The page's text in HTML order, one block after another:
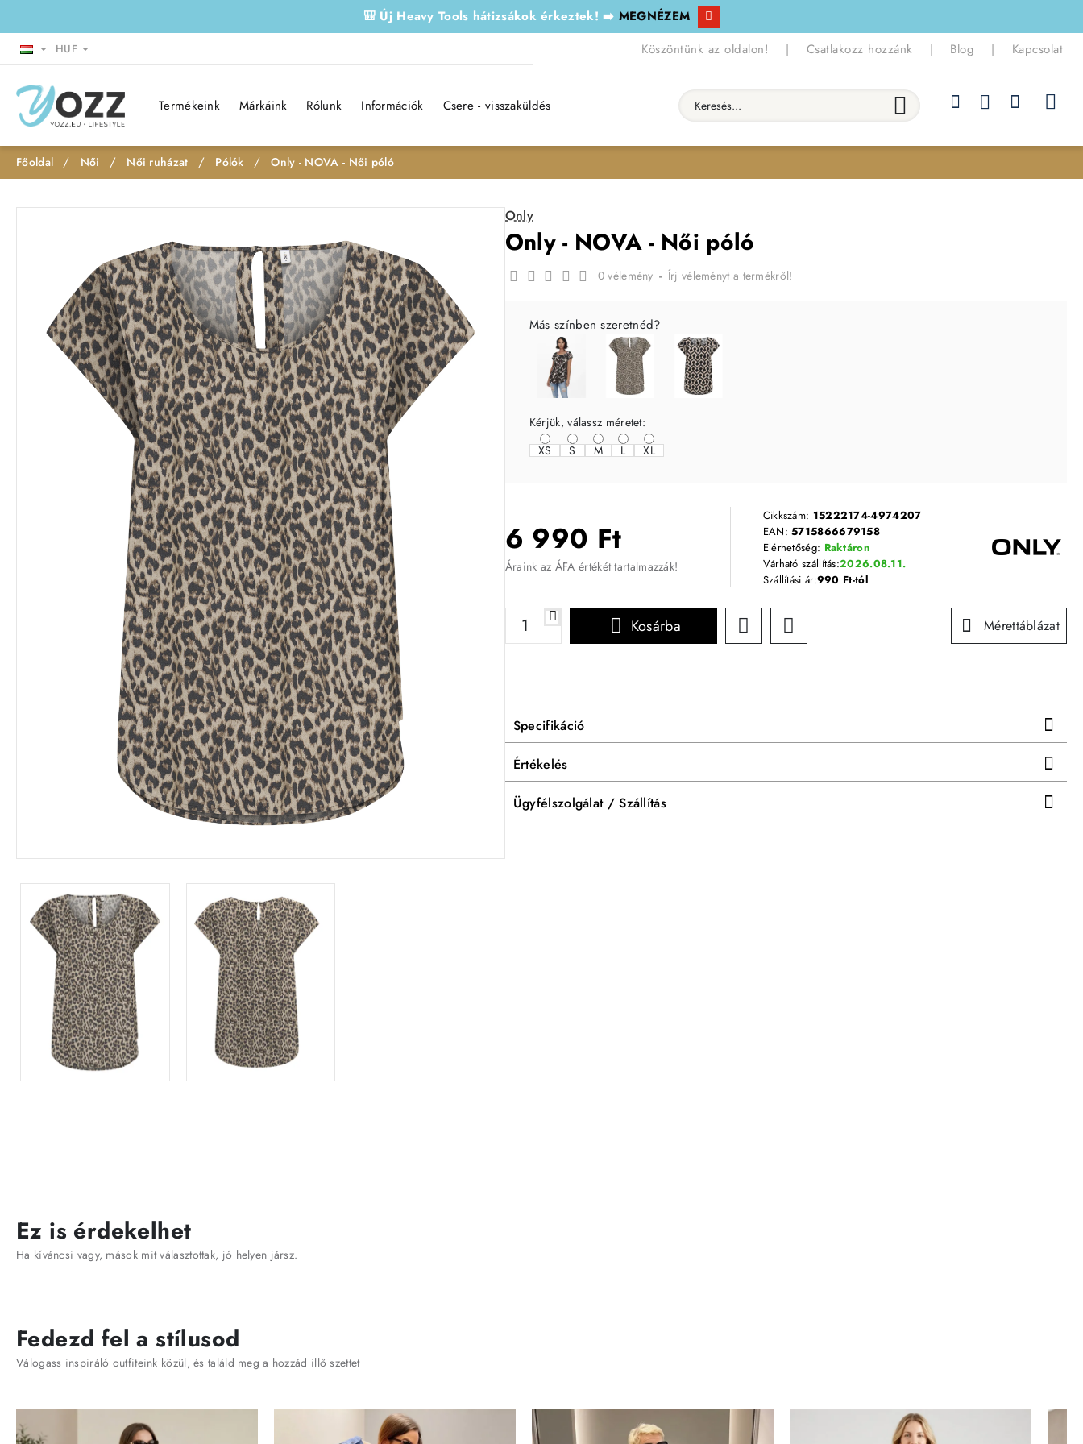
🎒 Új Heavy Tools hátizsákok érkeztek! ➡️ MEGNÉZEM
HUF Köszöntünk az oldalon! | Csatlakozz hozzánk | Blog | Kapcsolat
Termékeink Márkáink Rólunk Információk Csere - visszaküldés Keresés...
h
Női Női ruházat Pólók Only - NOVA - Női póló
Only
Only - NOVA - Női póló
0 vélemény - Írj véleményt a termékről!
6 990 Ft
Áraink az ÁFA értékét tartalmazzák!
Cikkszám: 15222174-4974207
EAN:5715866679158
Elérhetőség: Raktáron
Várható szállítás:2026.08.11.
Szállítási ár:990 Ft-tól
Más színben szeretnéd?
Kérjük, válassz méretet:
XS
S M L XL
Kosárba Mérettáblázat
Specifikáció
Értékelés
Ügyfélszolgálat / Szállítás
Ez is érdekelhet
Ha kíváncsi vagy, mások mit választottak, jó helyen jársz.
Fedezd fel a stílusod
Válogass inspiráló outfiteink közül, és találd meg a hozzád illő szettet